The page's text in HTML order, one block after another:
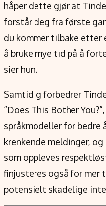
håper dette gjør at
forstår deg fra første
du kommer tilbake etter
å bruke mye tid på å
sier hun.
Samtidig forbedrer
“Does This Bother
språkmodeller for bedre
krenkende meldinger,
som oppleves
finjusteres også for mer
potensielt skadelige